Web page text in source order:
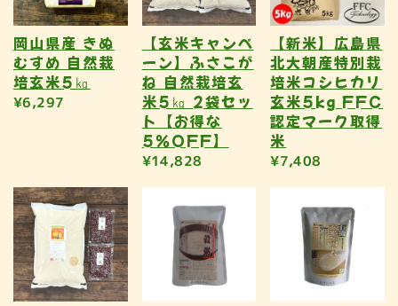
岡山県産 きぬ
むすめ 自然栽
培玄米5㎏
¥6,297
【玄米キャンペ
ーン】ふさこが
ね 自然栽培玄
米5㎏ 2袋セッ
ト【お得な
5％OFF】
¥14,828
【新米】広島県
北大朝産特別栽
培米コシヒカリ
玄米5kg FFC
認定マーク取得
米
¥7,408